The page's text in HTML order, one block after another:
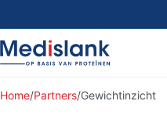
Home/Partners/Gewichtinzicht